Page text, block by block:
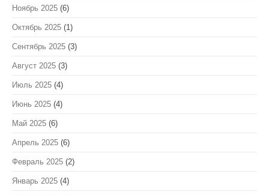
Ноябрь 2025 (6)
Октябрь 2025 (1)
Сентябрь 2025 (3)
Август 2025 (3)
Июль 2025 (4)
Июнь 2025 (4)
Май 2025 (6)
Апрель 2025 (6)
Февраль 2025 (2)
Январь 2025 (4)